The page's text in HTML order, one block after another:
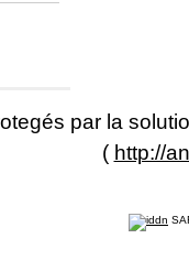
par la
( http://